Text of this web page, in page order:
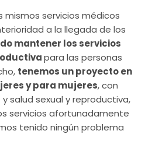
mismos servicios médicos
a la llegada de los
mantener los servicios
para las personas
tenemos un proyecto en
y para mujeres, con
salud sexual y reproductiva,
servicios afortunadamente
tenido ningún problema